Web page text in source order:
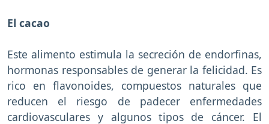
El cacao
Este alimento estimula la secreción de endorfinas,
hormonas responsables de generar la felicidad. Es
rico en flavonoides, compuestos naturales que
reducen el riesgo de padecer enfermedades
cardiovasculares y algunos tipos de cáncer. El